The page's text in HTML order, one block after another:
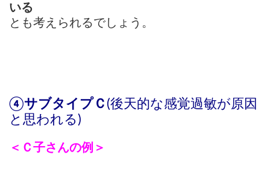
いる
とも考えられるでしょう。
④サブタイプＣ (後天的な感覚過敏が原因
と思われる)
＜Ｃ子さんの例＞